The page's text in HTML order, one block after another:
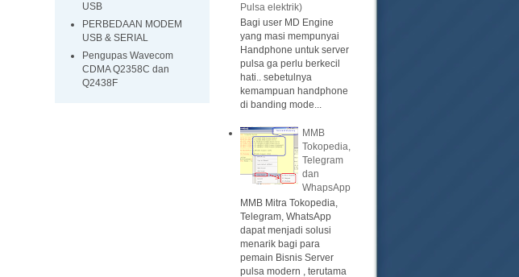
USB
PERBEDAAN MODEM
USB & SERIAL
Pengupas Wavecom
CDMA Q2358C dan
Q2438F
Pulsa elektrik)
Bagi user MD Engine
yang masi mempunyai
Handphone untuk server
pulsa ga perlu berkecil
hati.. sebetulnya
kemampuan handphone
di banding mode...
MMB
Tokopedia,
Telegram
dan
WhapsApp
MMB Mitra Tokopedia,
Telegram, WhatsApp
dapat menjadi solusi
menarik bagi para
pemain Bisnis Server
pulsa modern , terutama